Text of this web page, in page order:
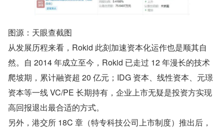
图源：天眼查截图
从发展历程来看，Rokid 此刻加速资本化运作也是顺其自
然。自 2014 年成立至今，Rokid 已走过 12 年漫长的技术
爬坡期，累计融资超 20 亿元；IDG 资本、线性资本、元璟
资本等一线 VC/PE 长期持有，企业上市无疑是投资方实现
高回报退出最合适的方式。
另外，港交所 18C 章（特专科技公司上市制度）推出后，